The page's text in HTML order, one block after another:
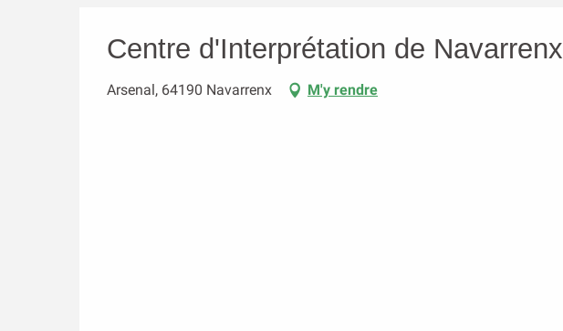
Centre d'Interprétation de Navarrenx
Arsenal, 64190 Navarrenx M'y rendre